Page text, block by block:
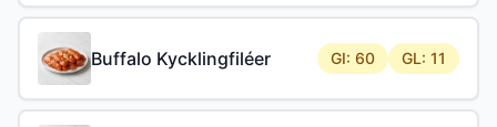
Buffalo Kycklingfiléer GI: 60 GL: 11